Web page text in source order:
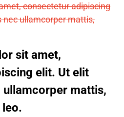
consectetur adipiscing
nec ullamcorper mattis,
sit amet,
elit. Ut elit
ullamcorper mattis,